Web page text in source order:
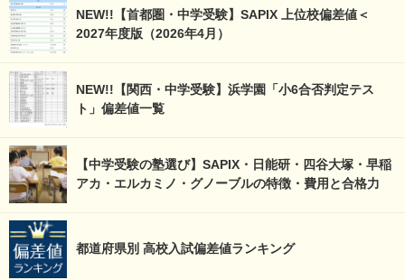
NEW!!【首都圏・中学受験】SAPIX 上位校偏差値＜
2027年度版（2026年4月）
NEW!!【関西・中学受験】浜学園「小6合否判定テス
ト」偏差値一覧
【中学受験の塾選び】SAPIX・日能研・四谷大塚・早稲
アカ・エルカミノ・グノーブルの特徴・費用と合格力
都道府県別 高校入試偏差値ランキング